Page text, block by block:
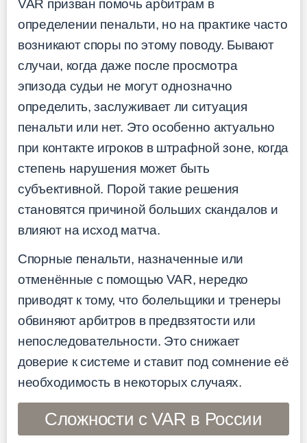
VAR призван помочь арбитрам в
определении пенальти, но на практике часто
возникают споры по этому поводу. Бывают
случаи, когда даже после просмотра
эпизода судьи не могут однозначно
определить, заслуживает ли ситуация
пенальти или нет. Это особенно актуально
при контакте игроков в штрафной зоне, когда
степень нарушения может быть
субъективной. Порой такие решения
становятся причиной больших скандалов и
влияют на исход матча.
Спорные пенальти, назначенные или
отменённые с помощью VAR, нередко
приводят к тому, что болельщики и тренеры
обвиняют арбитров в предвзятости или
непоследовательности. Это снижает
доверие к системе и ставит под сомнение её
необходимость в некоторых случаях.
Сложности с VAR в России